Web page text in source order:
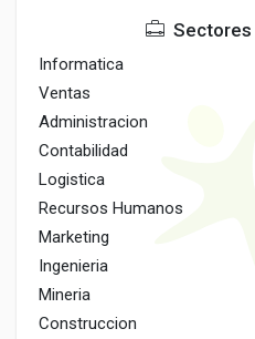
Sectores
Informatica
Ventas
Administracion
Contabilidad
Logistica
Recursos Humanos
Marketing
Ingenieria
Mineria
Construccion